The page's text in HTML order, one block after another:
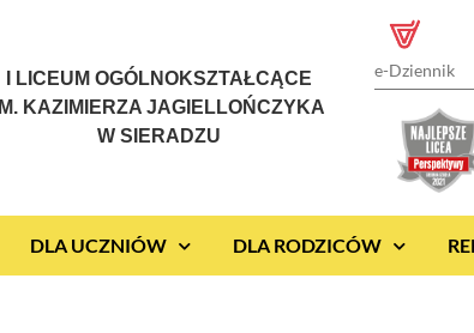
I LICEUM OGÓLNOKSZTAŁCĄCE
IM. KAZIMIERZA JAGIELLOŃCZYKA
W SIERADZU
e-Dziennik
DLA UCZNIÓW DLA RODZICÓW